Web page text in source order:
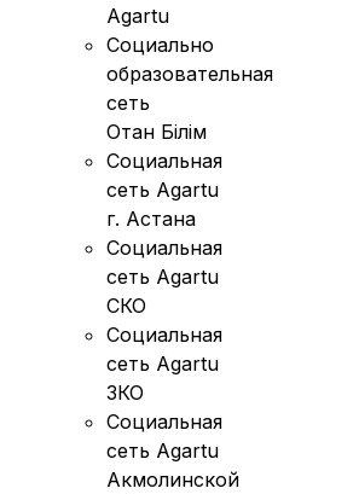
Agartu
Социально
образовательная
сеть
Отан Бiлiм
Социальная
сеть Agartu
г. Астана
Социальная
сеть Agartu
СКО
Социальная
сеть Agartu
ЗКО
Социальная
сеть Agartu
Акмолинской